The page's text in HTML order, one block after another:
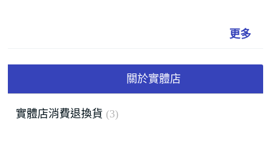
更多
關於實體店
實體店消費退換貨 3